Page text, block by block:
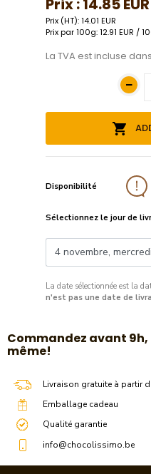
Prix :14.85 EUR
Prix (HT): 14.01 EUR
Prix par 100g: 12.91 EUR /
La TVA est incluse
Disponibilité
Sélectionnez le jour de
La date sélectionnée est la
n'est pas une date de
​Commandez avant 9h,
même!
Livraison gratuite à partir
Emballage cadeau
Qualité garantie
info@chocolissimo.be